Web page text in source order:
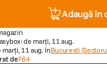
Adaugă în
de marți, 11 aug.
marți, 11 aug. înBucuresti
deF64